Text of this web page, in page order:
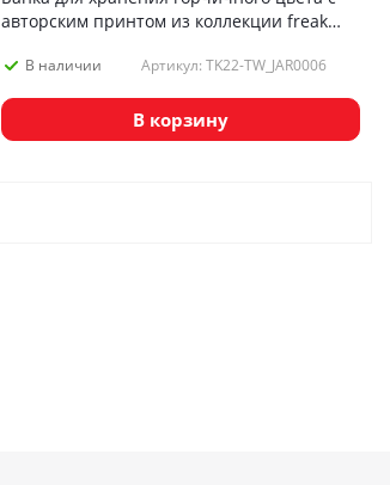
авторским принтом из коллекции freak
В наличии Артикул: TK22-TW_JAR0006
В корзину